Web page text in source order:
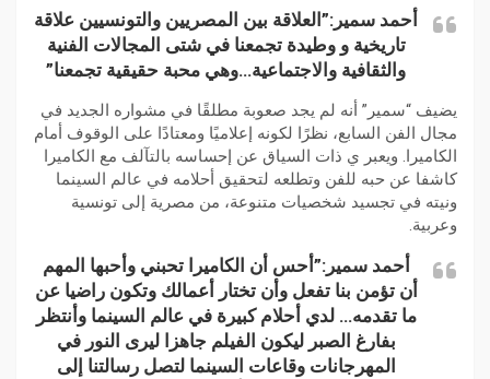
أحمد سمير:”العلاقة بين المصريين والتونسيين علاقة
تاريخية و وطيدة تجمعنا في شتى المجالات الفنية
والثقافية والاجتماعية…وهي محبة حقيقية تجمعنا”
يضيف “سمير” أنه لم يجد صعوبة مطلقًا في مشواره الجديد في
مجال الفن السابع، نظرًا لكونه إعلاميًا ومعتادًا على الوقوف أمام
الكاميرا. ويعبر ي ذات السياق عن إحساسه بالتآلف مع الكاميرا
كاشفا عن حبه للفن وتطلعه لتحقيق أحلامه في عالم السينما
ونيته في تجسيد شخصيات متنوعة، من مصرية إلى تونسية
وعربية.
أحمد سمير:”أحس أن الكاميرا تحبني وأحبها المهم
أن تؤمن بنا تفعل وأن تختار أعمالك وتكون راضيا عن
ما تقدمه… لدي أحلام كبيرة في عالم السينما وأنتظر
بفارغ الصبر ليكون الفيلم جاهزا ليرى النور في
المهرجانات وقاعات السينما لتصل رسالتنا إلى